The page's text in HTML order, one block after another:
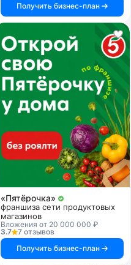
Получить бизнес-план
«Пятёрочка»
франшиза сети продуктовых
магазинов
Вложения от 20 000 000 ₽
3.7
7 отзывов
Получить бизнес-план